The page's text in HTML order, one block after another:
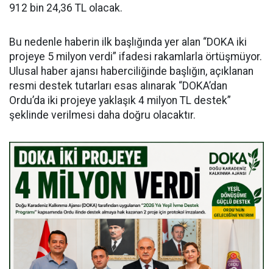
912 bin 24,36 TL olacak.
Bu nedenle haberin ilk başlığında yer alan “DOKA iki
projeye 5 milyon verdi” ifadesi rakamlarla örtüşmüyor.
Ulusal haber ajansı haberciliğinde başlığın, açıklanan
resmi destek tutarları esas alınarak “DOKA’dan
Ordu’da iki projeye yaklaşık 4 milyon TL destek”
şeklinde verilmesi daha doğru olacaktır.